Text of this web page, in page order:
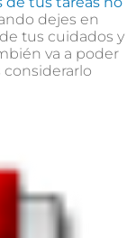
dejes en
tus cuidados y
va a poder